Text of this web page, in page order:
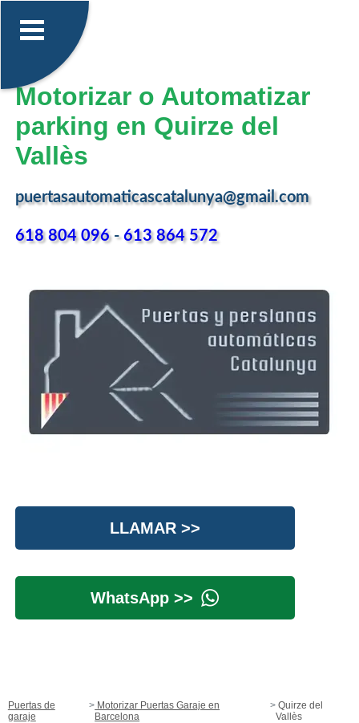
Motorizar o Automatizar
parking en Quirze del
Vallès
puertasautomaticascatalunya@gmail.com
618 804 096-613 864 572
LLAMAR >>
WhatsApp >>
Puertas de
garaje
Motorizar Puertas Garaje en
Barcelona
Quirze del
Vallès